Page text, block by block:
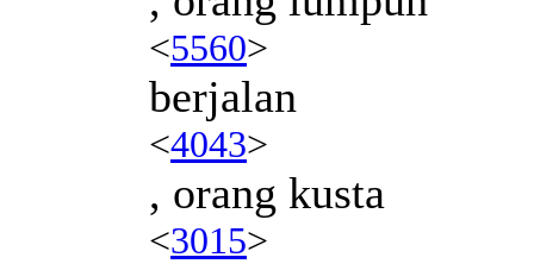
<5560>
berjalan
<4043>
, orang kusta
<3015>